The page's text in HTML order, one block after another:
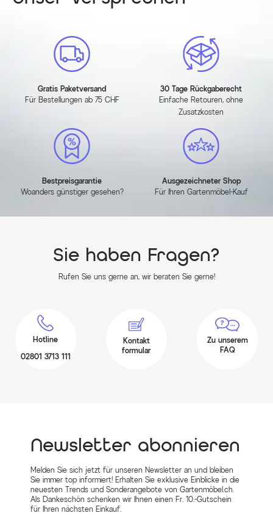
MEHR INFOS HIER
Gratis Paketversand
Für Bestellungen ab 75 CHF
30 Tage Rückgaberecht
Einfache Retouren, ohne
Zusatzkosten
Bestpreisgarantie
Woanders günstiger gesehen?
Ausgezeichneter Shop
Für Ihren Gartenmöbel-Kauf
Sie haben Fragen?
Rufen Sie uns gerne an, wir beraten Sie gerne!
Hotline
02801 3713 111
Kontakt
formular
Zu unserem
FAQ
Newsletter abonnieren
Melden Sie sich jetzt für unseren Newsletter an und bleiben
Sie immer top informiert! Erhalten Sie exklusive Einblicke in die
neuesten Trends und Sonderangebote von Gartenmöbel.ch.
Als Dankeschön schenken wir Ihnen einen Fr. 10.-Gutschein
für Ihren nächsten Einkauf.